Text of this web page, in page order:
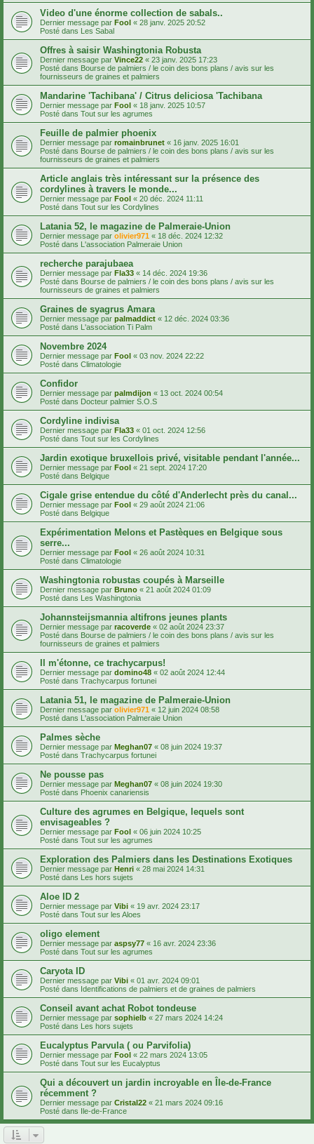
Video d'une énorme collection de sabals..
Dernier message par Fool « 28 janv. 2025 20:52
Posté dans Les Sabal
Offres à saisir Washingtonia Robusta
Dernier message par Vince22 « 23 janv. 2025 17:23
Posté dans Bourse de palmiers / le coin des bons plans / avis sur les
fournisseurs de graines et palmiers
Mandarine 'Tachibana' / Citrus deliciosa 'Tachibana
Dernier message par Fool « 18 janv. 2025 10:57
Posté dans Tout sur les agrumes
Feuille de palmier phoenix
Dernier message par romainbrunet « 16 janv. 2025 16:01
Posté dans Bourse de palmiers / le coin des bons plans / avis sur les
fournisseurs de graines et palmiers
Article anglais très intéressant sur la présence des
cordylines à travers le monde...
Dernier message par Fool « 20 déc. 2024 11:11
Posté dans Tout sur les Cordylines
Latania 52, le magazine de Palmeraie-Union
Dernier message par olivier971 « 18 déc. 2024 12:32
Posté dans L'association Palmeraie Union
recherche parajubaea
Dernier message par Fla33 « 14 déc. 2024 19:36
Posté dans Bourse de palmiers / le coin des bons plans / avis sur les
fournisseurs de graines et palmiers
Graines de syagrus Amara
Dernier message par palmaddict « 12 déc. 2024 03:36
Posté dans L'association Ti Palm
Novembre 2024
Dernier message par Fool « 03 nov. 2024 22:22
Posté dans Climatologie
Confidor
Dernier message par palmdijon « 13 oct. 2024 00:54
Posté dans Docteur palmier S.O.S
Cordyline indivisa
Dernier message par Fla33 « 01 oct. 2024 12:56
Posté dans Tout sur les Cordylines
Jardin exotique bruxellois privé, visitable pendant l'année...
Dernier message par Fool « 21 sept. 2024 17:20
Posté dans Belgique
Cigale grise entendue du côté d'Anderlecht près du canal...
Dernier message par Fool « 29 août 2024 21:06
Posté dans Belgique
Expérimentation Melons et Pastèques en Belgique sous
serre...
Dernier message par Fool « 26 août 2024 10:31
Posté dans Climatologie
Washingtonia robustas coupés à Marseille
Dernier message par Bruno « 21 août 2024 01:09
Posté dans Les Washingtonia
Johannsteijsmannia altifrons jeunes plants
Dernier message par racoverde « 02 août 2024 23:37
Posté dans Bourse de palmiers / le coin des bons plans / avis sur les
fournisseurs de graines et palmiers
Il m'étonne, ce trachycarpus!
Dernier message par domino48 « 02 août 2024 12:44
Posté dans Trachycarpus fortunei
Latania 51, le magazine de Palmeraie-Union
Dernier message par olivier971 « 12 juin 2024 08:58
Posté dans L'association Palmeraie Union
Palmes sèche
Dernier message par Meghan07 « 08 juin 2024 19:37
Posté dans Trachycarpus fortunei
Ne pousse pas
Dernier message par Meghan07 « 08 juin 2024 19:30
Posté dans Phoenix canariensis
Culture des agrumes en Belgique, lequels sont
envisageables ?
Dernier message par Fool « 06 juin 2024 10:25
Posté dans Tout sur les agrumes
Exploration des Palmiers dans les Destinations Exotiques
Dernier message par Henri « 28 mai 2024 14:31
Posté dans Les hors sujets
Aloe ID 2
Dernier message par Vibi « 19 avr. 2024 23:17
Posté dans Tout sur les Aloes
oligo element
Dernier message par aspsy77 « 16 avr. 2024 23:36
Posté dans Tout sur les agrumes
Caryota ID
Dernier message par Vibi « 01 avr. 2024 09:01
Posté dans Identifications de palmiers et de graines de palmiers
Conseil avant achat Robot tondeuse
Dernier message par sophielb « 27 mars 2024 14:24
Posté dans Les hors sujets
Eucalyptus Parvula ( ou Parvifolia)
Dernier message par Fool « 22 mars 2024 13:05
Posté dans Tout sur les Eucalyptus
Qui a découvert un jardin incroyable en Île-de-France
récemment ?
Dernier message par Cristal22 « 21 mars 2024 09:16
Posté dans Ile-de-France